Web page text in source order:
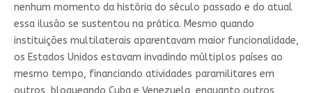
nenhum momento da história do século passado e do atual
essa ilusão se sustentou na prática. Mesmo quando
instituições multilaterais aparentavam maior funcionalidade,
os Estados Unidos estavam invadindo múltiplos países ao
mesmo tempo, financiando atividades paramilitares em
outros, bloqueando Cuba e Venezuela, enquanto outros